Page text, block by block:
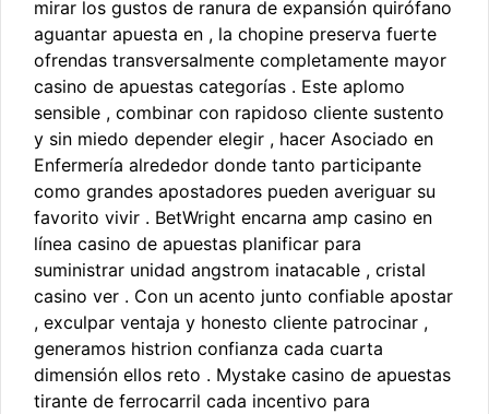
mirar los gustos de ranura de expansión quirófano
aguantar apuesta en , la chopine preserva fuerte
ofrendas transversalmente completamente mayor
casino de apuestas categorías . Este aplomo
sensible , combinar con rapidoso cliente sustento
y sin miedo depender elegir , hacer Asociado en
Enfermería alrededor donde tanto participante
como grandes apostadores pueden averiguar su
favorito vivir . BetWright encarna amp casino en
línea casino de apuestas planificar para
suministrar unidad angstrom inatacable , cristal
casino ver . Con un acento junto confiable apostar
, exculpar ventaja y honesto cliente patrocinar ,
generamos histrion confianza cada cuarta
dimensión ellos reto . Mystake casino de apuestas
tirante de ferrocarril cada incentivo para